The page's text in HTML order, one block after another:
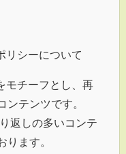
リシーについて
モチーフとし、再
ンテンツです。
返しの多いコンテ
ります。